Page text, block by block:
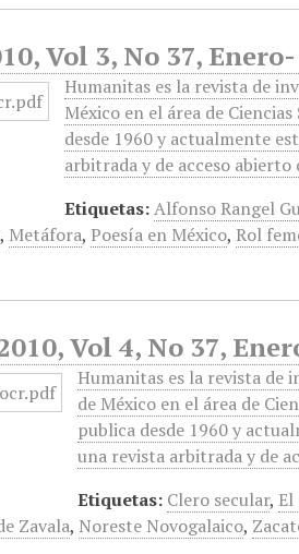
Vol 3, No 37,
Humanitas es la revista de
México en el área de
desde 1960 y actualmente
arbitrada y de acceso
Etiquetas:Alfonso Rangel
, Metáfora, Poesía en México, Rol
Vol 4, No 37,
Humanitas es la revista de
de México en el área de
publica desde 1960 y
una revista arbitrada y de
Etiquetas: Clero secular, El
Zavala, Noreste Novogalaico,